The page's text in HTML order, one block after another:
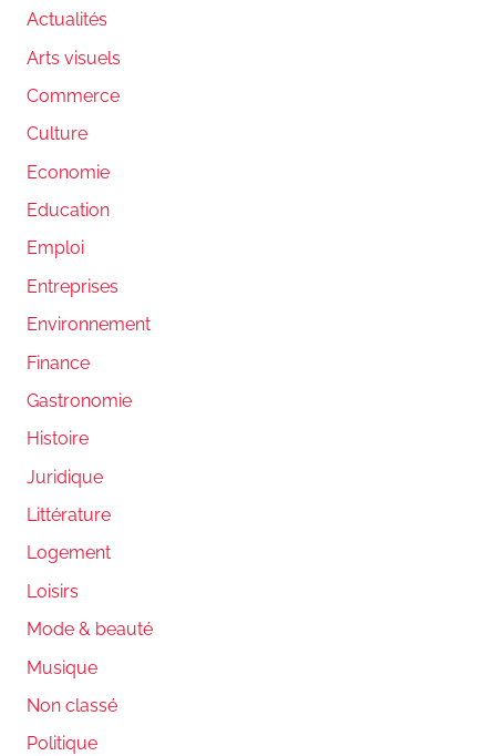
Actualités
Arts visuels
Commerce
Culture
Economie
Education
Emploi
Entreprises
Environnement
Finance
Gastronomie
Histoire
Juridique
Littérature
Logement
Loisirs
Mode & beauté
Musique
Non classé
Politique